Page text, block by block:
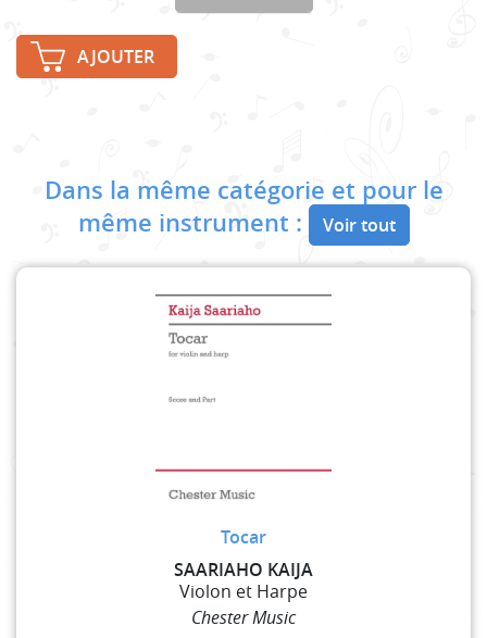
AJOUTER
Dans la même catégorie et pour le
même instrument :
Voir tout
Tocar
SAARIAHO KAIJA
Violon et Harpe
Chester Music